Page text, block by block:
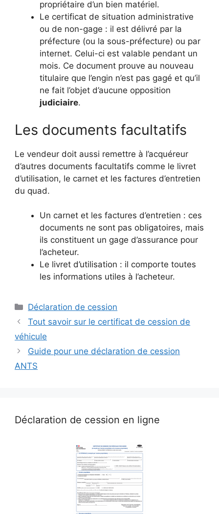
propriétaire d’un bien matériel.
Le certificat de situation administrative
ou de non-gage : il est délivré par la
préfecture (ou la sous-préfecture) ou par
internet. Celui-ci est valable pendant un
mois. Ce document prouve au nouveau
titulaire que l’engin n’est pas gagé et qu’il
ne fait l’objet d’aucune opposition
judiciaire.
Les documents facultatifs
Le vendeur doit aussi remettre à l’acquéreur
d’autres documents facultatifs comme le livret
d’utilisation, le carnet et les factures d’entretien
du quad.
Un carnet et les factures d’entretien : ces
documents ne sont pas obligatoires, mais
ils constituent un gage d’assurance pour
l’acheteur.
Le livret d’utilisation : il comporte toutes
les informations utiles à l’acheteur.
Catégories
Déclaration de cession
Tout savoir sur le certificat de cession de
véhicule
Guide pour une déclaration de cession
ANTS
Déclaration de cession en ligne